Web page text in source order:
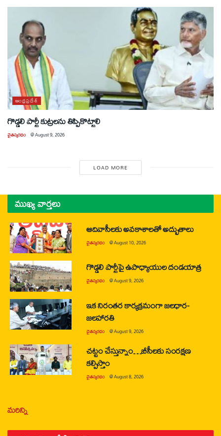
ఆంధ్రప్రదేశ్
గొడ్డలి పార్టీ కుట్రలను తిప్పికొట్టాలి
చైతన్యరధం @August 9, 2026
LOAD MORE
ముఖ్య వార్తలు
ఆదివాసీలకు అవకాశాలతో అద్భుతాలు
చైతన్యరధం @August 10, 2026
గొడ్డలి పార్టీపై ఉపాధ్యాయుల దండయాత్ర
చైతన్యరధం @August 9, 2026
ఇక నిరంతర కార్యక్రమంగా జలధార-
జలహారతి
చైతన్యరధం @August 9, 2026
చట్టం చేస్తున్నాం…బీసీలకు సంరక్షణ
కల్పిస్తాం
చైతన్యరధం @August 8, 2026
మరిన్ని